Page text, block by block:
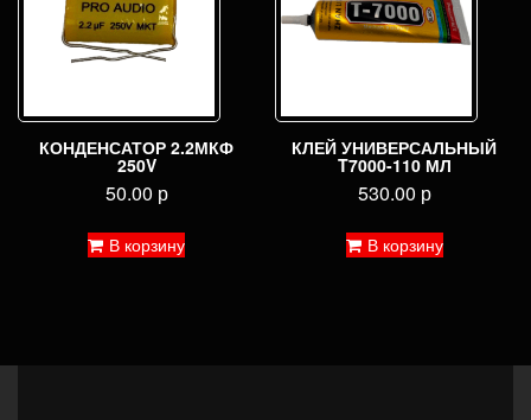
КОНДЕНСАТОР 2.2МКФ
250V
50.00 р
В корзину
КЛЕЙ УНИВЕРСАЛЬНЫЙ
T7000-110 МЛ
530.00 р
В корзину